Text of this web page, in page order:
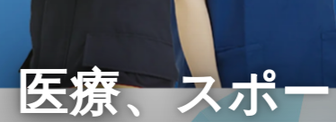
医療、スポ